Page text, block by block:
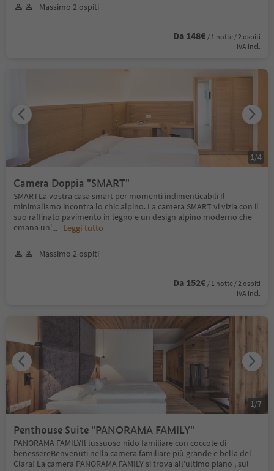
Massimo 2 ospiti
Da 148€ / 1 notte / 2 ospiti
IVA incl.
Camera Doppia "SMART"
SMARTLa vostra casa smart per momenti indimenticabili Il
minimalismo incontra lo chic alpino. La camera SMART vi vizia con il
suo raffinato pavimento in legno e un design alpino moderno che
emana un'... Leggi tutto
Massimo 2 ospiti
Da 152€ / 1 notte / 2 ospiti
IVA incl.
1 /4
Penthouse Suite "PANORAMA FAMILY"
PANORAMA FAMILYIl lussuoso nido familiare con coccole di
benessereBenvenuti nella camera familiare più grande e bella del
Clara! La camera PANORAMA FAMILY si trova all'ultimo piano , sul
1 /7